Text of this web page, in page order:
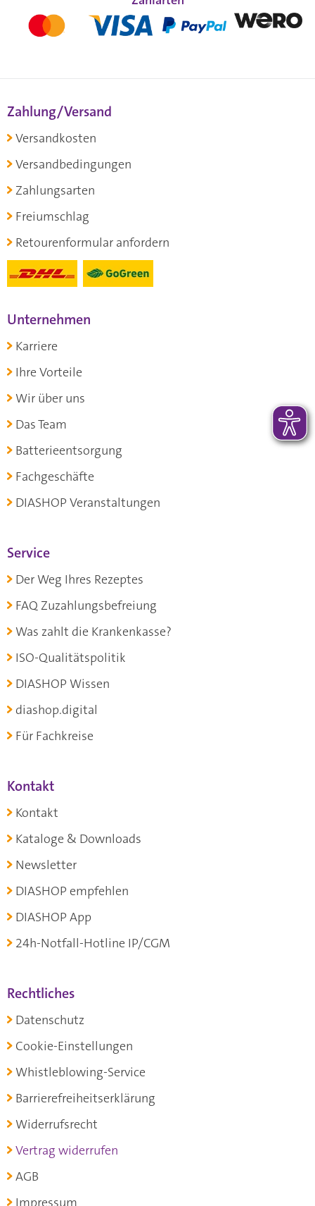
Zahlung/Versand
Versandkosten
Versandbedingungen
Zahlungsarten
Freiumschlag
Retourenformular anfordern
Unternehmen
Karriere
Ihre Vorteile
Wir über uns
Das Team
Batterieentsorgung
Fachgeschäfte
DIASHOP Veranstaltungen
Service
Der Weg Ihres Rezeptes
FAQ Zuzahlungsbefreiung
Was zahlt die Krankenkasse?
ISO-Qualitätspolitik
DIASHOP Wissen
diashop.digital
Für Fachkreise
Kontakt
Kontakt
Kataloge & Downloads
Newsletter
DIASHOP empfehlen
DIASHOP App
24h-Notfall-Hotline IP/CGM
Rechtliches
Datenschutz
Cookie-Einstellungen
Whistleblowing-Service
Barrierefreiheitserklärung
Widerrufsrecht
Vertrag widerrufen
AGB
Impressum